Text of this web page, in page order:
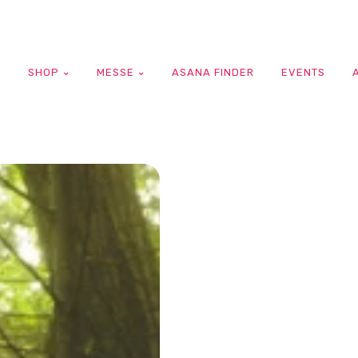
SHOP MESSE ASANA FINDER EVENTS